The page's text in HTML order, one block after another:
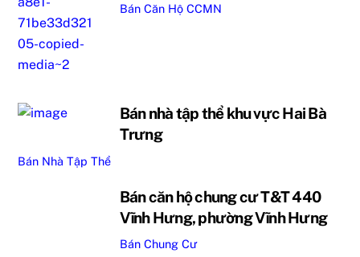
Bán Căn Hộ CCMN
Bán nhà tập thể khu vực Hai Bà
Trưng
Bán Nhà Tập Thể
Bán căn hộ chung cư T&T 440
Vĩnh Hưng, phường Vĩnh Hưng
Bán Chung Cư